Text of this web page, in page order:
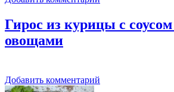
Гирос из курицы с
овощами
Добавить комментарий